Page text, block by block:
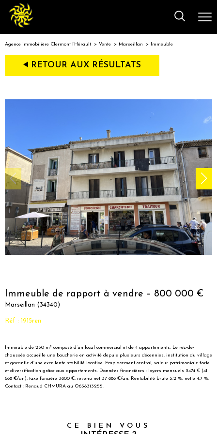
Agence immobilière Clermont l'Hérault Vente Marseillan Immeuble
RETOUR AUX RÉSULTATS
Immeuble de rapport à vendre – 800 000 €
Marseillan (34340)
Réf : 1915ren
Immeuble de 230 m² composé d’un local commercial et de 4 appartements. Le rez-de-
chaussée accueille une boucherie en activité depuis plusieurs décennies, institution du village
et garantie d’une excellente stabilité locative. Emplacement central, valeur patrimoniale forte
et diversification grâce aux appartements. Données financières : loyers mensuels 3474 € (41
688 €/an), taxe foncière 3800 €, revenu net 37 888 €/an. Rentabilité brute 5,2 %, nette 4,7 %.
Contact : Renaud CHMURA au O658313255.
CE BIEN VOUS